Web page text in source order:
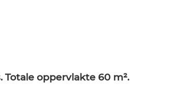
oppervlakte 60 m².